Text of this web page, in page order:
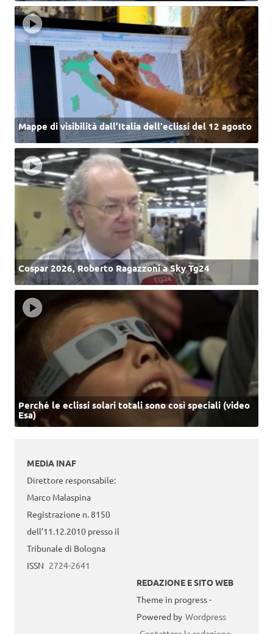
Mappe di visibilità dall’Italia dell'eclissi del 12 agosto
Cospar 2026, Roberto Ragazzoni a Sky Tg24
Perché le eclissi solari totali sono così speciali (video
Esa)
MEDIA INAF
Direttore responsabile:
Marco Malaspina
Registrazione n. 8150
dell’11.12.2010 presso il
Tribunale di Bologna
ISSN 2724-2641
REDAZIONE E SITO WEB
Theme in progress -
Powered by Wordpress